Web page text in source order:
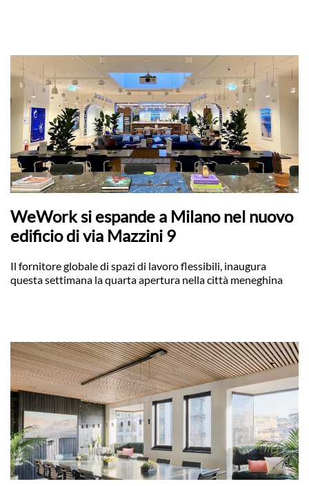
WeWork si espande a Milano nel nuovo
edificio di via Mazzini 9
Il fornitore globale di spazi di lavoro flessibili, inaugura
questa settimana la quarta apertura nella città meneghina